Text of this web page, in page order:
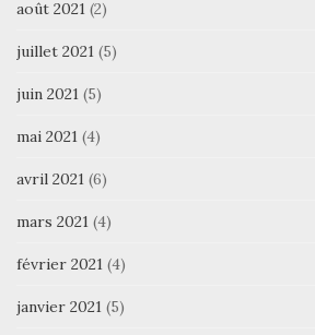
août 2021 (2)
juillet 2021 (5)
juin 2021 (5)
mai 2021 (4)
avril 2021 (6)
mars 2021 (4)
février 2021 (4)
janvier 2021 (5)